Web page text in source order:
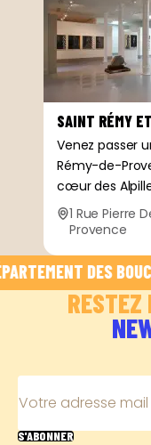
SAINT RÉMY
Venez passer
Rémy-de-
cœur des
1 Rue Pierre
Provence
DES
RESTEZ
Votre adresse mail
S'ABONNER